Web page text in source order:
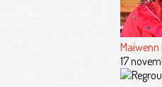
Maïwenn
17